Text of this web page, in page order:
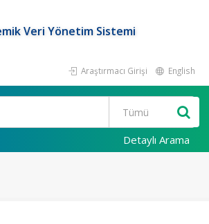
Veri Yönetim Sistemi
Araştırmacı Girişi English
Detaylı Arama